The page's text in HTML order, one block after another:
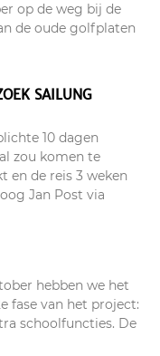
op de weg bij de
de oude golfplaten
SAILUNG
10 dagen
zou komen te
en de reis 3 weken
Jan Post via
hebben we het
fase van het project:
schoolfuncties. De